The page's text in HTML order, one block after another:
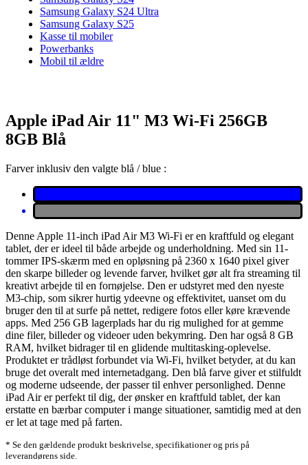
Samsung Galaxy S24 Ultra
Samsung Galaxy S25
Kasse til mobiler
Powerbanks
Mobil til ældre
Apple iPad Air 11" M3 Wi-Fi 256GB
8GB Blå
Farver inklusiv den valgte blå / blue :
Denne Apple 11-inch iPad Air M3 Wi-Fi er en kraftfuld og elegant
tablet, der er ideel til både arbejde og underholdning. Med sin 11-
tommer IPS-skærm med en opløsning på 2360 x 1640 pixel giver
den skarpe billeder og levende farver, hvilket gør alt fra streaming til
kreativt arbejde til en fornøjelse. Den er udstyret med den nyeste
M3-chip, som sikrer hurtig ydeevne og effektivitet, uanset om du
bruger den til at surfe på nettet, redigere fotos eller køre krævende
apps. Med 256 GB lagerplads har du rig mulighed for at gemme
dine filer, billeder og videoer uden bekymring. Den har også 8 GB
RAM, hvilket bidrager til en glidende multitasking-oplevelse.
Produktet er trådløst forbundet via Wi-Fi, hvilket betyder, at du kan
bruge det overalt med internetadgang. Den blå farve giver et stilfuldt
og moderne udseende, der passer til enhver personlighed. Denne
iPad Air er perfekt til dig, der ønsker en kraftfuld tablet, der kan
erstatte en bærbar computer i mange situationer, samtidig med at den
er let at tage med på farten.
* Se den gældende produkt beskrivelse, specifikationer og pris på
leverandørens side.